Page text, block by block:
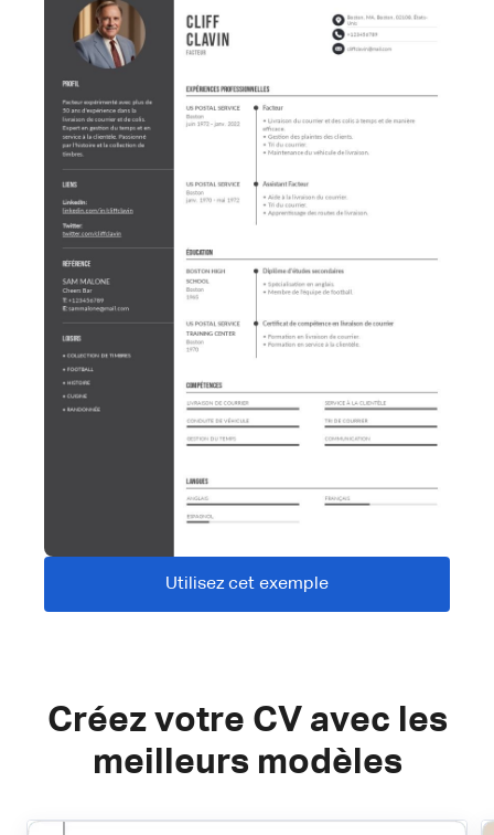
Utilisez cet exemple
Créez votre CV avec les
meilleurs modèles